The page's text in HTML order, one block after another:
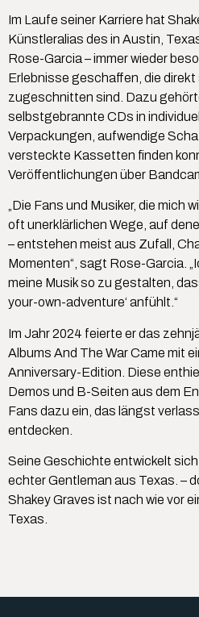
Im Laufe seiner Karriere hat
Künstleralias des in Austin,
Rose-Garcia – immer wieder
Erlebnisse geschaffen, die direkt
zugeschnitten sind. Dazu
selbstgebrannte CDs in
Verpackungen, aufwendige
versteckte Kassetten finden
Veröffentlichungen über
„Die Fans und Musiker, die mich
oft unerklärlichen Wege, auf
– entstehen meist aus Zufall,
Momenten“, sagt Rose-Garcia.
meine Musik so zu gestalten,
your-own-adventure‘ anfühlt.“
Im Jahr 2024 feierte er das
Albums And The War Came mit
Anniversary-Edition. Diese
Demos und B-Seiten aus dem
Fans dazu ein, das längst
entdecken.
Seine Geschichte entwickelt
echter Gentleman aus Texas. –
Shakey Graves ist nach wie vor
Texas.